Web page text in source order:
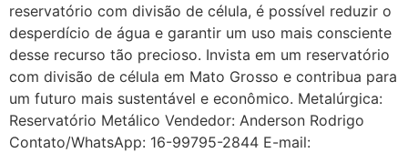
reservatório com divisão de célula, é possível reduzir o
desperdício de água e garantir um uso mais consciente
desse recurso tão precioso. Invista em um reservatório
com divisão de célula em Mato Grosso e contribua para
um futuro mais sustentável e econômico. Metalúrgica:
Reservatório Metálico Vendedor: Anderson Rodrigo
Contato/WhatsApp: 16-99795-2844 E-mail: